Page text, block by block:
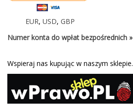
EUR, USD, GBP
Numer konta do wpłat bezpośrednich »
Wspieraj nas kupując w naszym sklepie.